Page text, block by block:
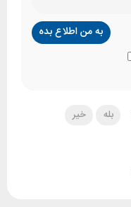
بله خیر